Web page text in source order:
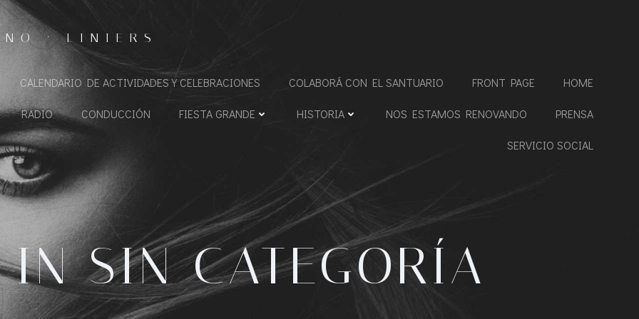
· LINIERS
CALENDARIO DE ACTIVIDADES Y CELEBRACIONES COLABORÁ CON EL SANTUARIO FRONT PAGE HOME
RADIO CONDUCCIÓN FIESTA GRANDE HISTORIA NOS ESTAMOS RENOVANDO PRENSA
SERVICIO SOCIAL
IN SIN CATEGORÍA